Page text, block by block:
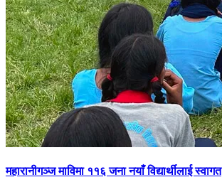
महारानीगञ्ज माविमा ११६ जना नयाँ विद्यार्थीलाई स्वागत